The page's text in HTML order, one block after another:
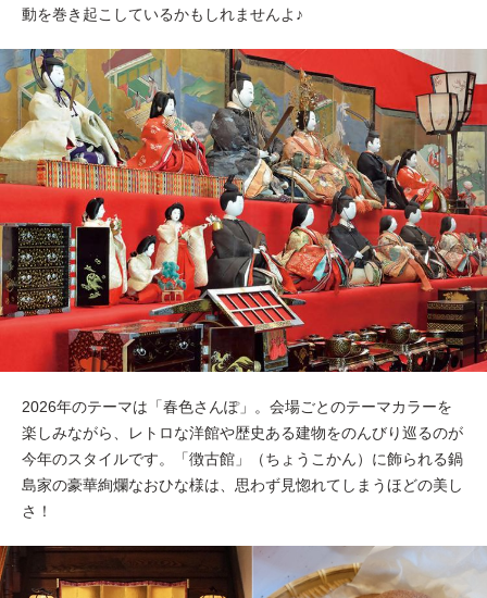
動を巻き起こしているかもしれませんよ♪
2026年のテーマは「春色さんぽ」。会場ごとのテーマカラーを
楽しみながら、レトロな洋館や歴史ある建物をのんびり巡るのが
今年のスタイルです。「徴古館」（ちょうこかん）に飾られる鍋
島家の豪華絢爛なおひな様は、思わず見惚れてしまうほどの美し
さ！